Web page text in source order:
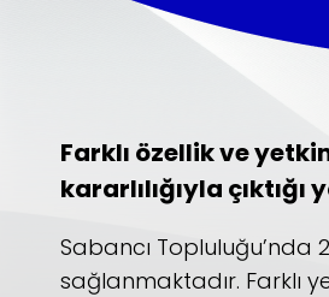
Farklı özellik ve
kararlılığıyla
Sabancı Topluluğu’nda
sağlanmaktadır. Farklı